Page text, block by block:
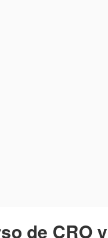
de CRO